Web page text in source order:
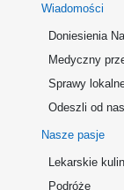
Wiadomości
Doniesienia
Medyczny
Sprawy
Odeszli od nas
Nasze pasje
Lekarskie
Podróże